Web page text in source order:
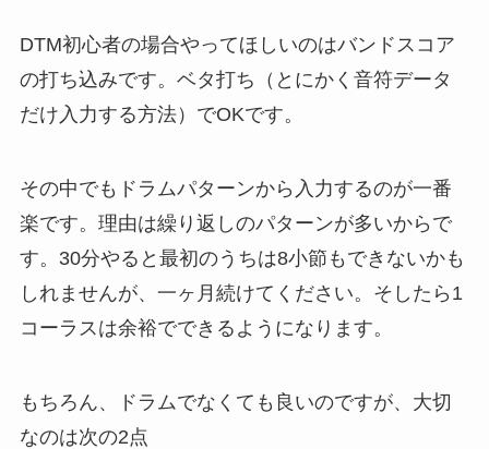
DTM初心者の場合やってほしいのはバンドスコア
の打ち込みです。ベタ打ち（とにかく音符データ
だけ入力する方法）でOKです。
その中でもドラムパターンから入力するのが一番
楽です。理由は繰り返しのパターンが多いからで
す。30分やると最初のうちは8小節もできないかも
しれませんが、一ヶ月続けてください。そしたら1
コーラスは余裕でできるようになります。
もちろん、ドラムでなくても良いのですが、大切
なのは次の2点